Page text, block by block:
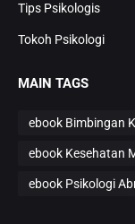
Tips Psikologis
Tokoh Psikologi
MAIN TAGS
ebook Bimbingan
ebook Kesehatan
ebook Psikologi